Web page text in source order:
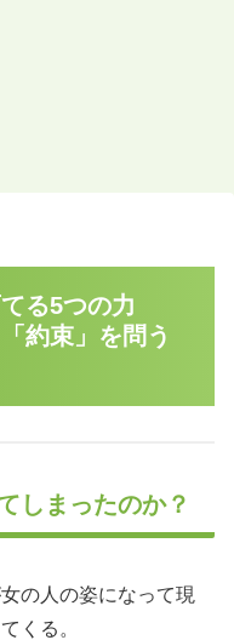
る5つの力
約束」を問う
しまったのか？
の人の姿になって現
くる。